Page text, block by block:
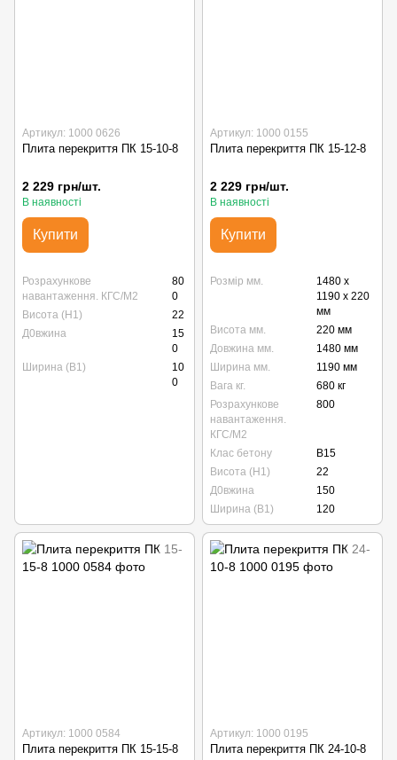
Артикул: 1000 0626
Плита перекриття ПК 15-10-8
2 229 грн/шт.
В наявності
Купити
Розрахункове
навантаження. КГС/М2
80
0
Висота (Н1)
22
Д0вжина
15
0
Ширина (В1)
10
0
Артикул: 1000 0155
Плита перекриття ПК 15-12-8
2 229 грн/шт.
В наявності
Купити
Розмір мм.
1480 x
1190 x 220
мм
Висота мм.
220 мм
Довжина мм.
1480 мм
Ширина мм.
1190 мм
Вага кг.
680 кг
Розрахункове
навантаження.
КГС/М2
800
Клас бетону
B15
Висота (Н1)
22
Д0вжина
150
Ширина (В1)
120
Артикул: 1000 0584
Плита перекриття ПК 15-15-8
Артикул: 1000 0195
Плита перекриття ПК 24-10-8